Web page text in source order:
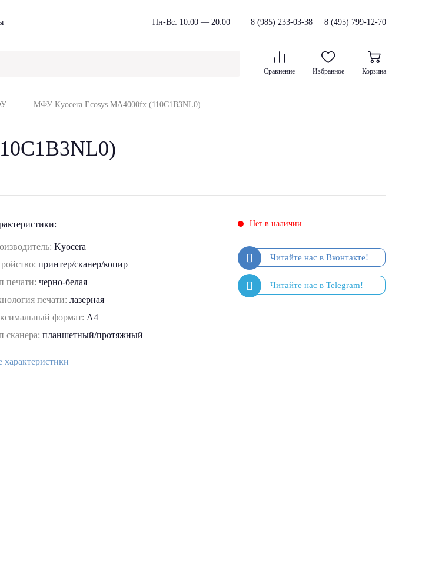
Пн-Вс: 10:00 — 20:00 8 (985) 233-03-38 8 (495) 799-12-70
Сравнение Избранное Корзина
МФУ Kyocera Ecosys MA4000fx (110C1B3NL0)
Kyocera
принтер/сканер/копир
печати:черно-белая
печати:лазерная
формат: A4
сканера:планшетный/протяжный
характеристики
Нет в наличии